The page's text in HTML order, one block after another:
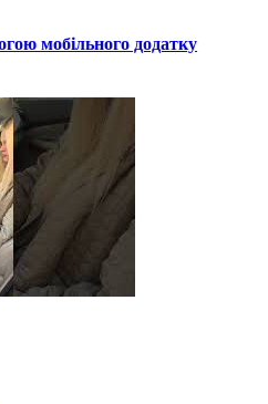
мобільного додатку